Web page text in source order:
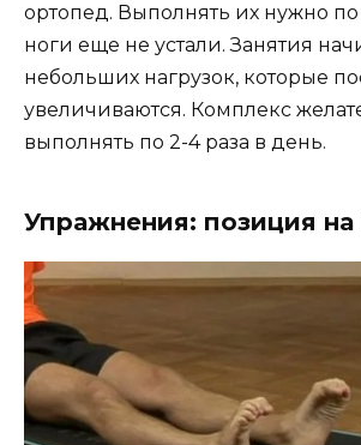
ортопед. Выполнять их нужно по
ноги еще не устали. Занятия
небольших нагрузок, которые
увеличиваются. Комплекс
выполнять по 2-4 раза в день.
Упражнения: позиция на